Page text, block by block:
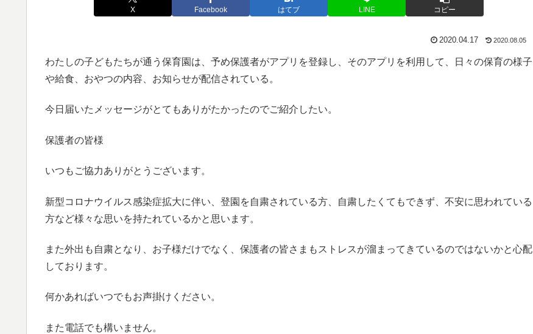
X Facebook はてブ LINE コピー
2020.04.17 2020.08.05
わたしの子どもたちが通う保育園は、予め保護者がアプリを登録し、そのアプリを利用して、日々の保育の様子
や給食、おやつの内容、お知らせが配信されている。
今日届いたメッセージがとてもありがたかったのでご紹介したい。
保護者の皆様
いつもご協力ありがとうございます。
新型コロナウイルス感染症拡大に伴い、登園を自粛されている方、自粛したくてもできず、不安に思われている
方など様々な思いを持たれているかと思います。
また外出も自粛となり、お子様だけでなく、保護者の皆さまもストレスが溜まってきているのではないかと心配
しております。
何かあればいつでもお声掛けください。
また電話でも構いません。